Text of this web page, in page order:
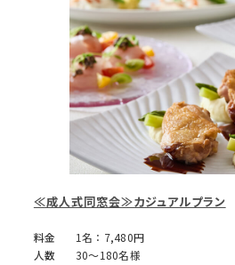
≪成人式同窓会≫カジュアルプラン
料金
1名：7,480円
人数
30～180名様